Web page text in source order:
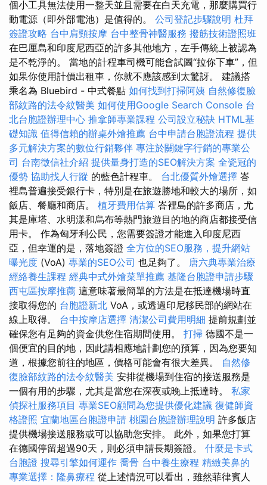
個小工具無法使用一整天並且需要在白天充電，那麼購買行
動電源（即外部電池）是值得的。 公司登記步驟說明 杜拜
簽證攻略 台中肩頸按摩 台中整骨神醫服務 撥筋技術證照班
在巴厘島和印度尼西亞的許多其他地方，左手傳統上被認為
是不乾淨的。 當地的計程車司機可能會試圖“拉你下車”，但
如果你使用計價出租車，你就不應該感到太驚訝。 建議搭
乘名為 Bluebird - 中式餐點 如何找到打掃阿姨 自然修復臉
部紋路的法令紋醫美 如何使用Google Search Console 台
北台胞證辦理中心 推拿師專業課程 公司設立秘訣 HTML基
礎知識 值得信賴的辦桌外燴推薦 台中申請台胞證流程 提供
多元解決方案的數位行銷夥伴 專注於關鍵字行銷的專業公
司 台南徵信社介紹 提供量身打造的SEO解決方案 全瓷冠的
優勢 協助找人行蹤 的藍色計程車。 台北優質外燴選擇 峇
裡島普遍接受銀行卡，特別是在旅遊勝地和較大的場所，如
飯店、餐廳和商店。 植牙費用估算 峇裡島的許多商店，尤
其是庫塔、水明漾和烏布等熱門旅遊目的地的商店都接受信
用卡。 作為匈牙利公民，您需要簽證才能進入印度尼西
亞，但幸運的是，落地簽證 全方位的SEO服務，提升網站
曝光度 (VoA) 專業的SEO公司 也足夠了。 唐六典專業治療
經絡養生課程 經典中式外燴菜單推薦 基隆台胞證申請步驟
西屯區按摩推薦 這意味著最簡單的方法是在抵達機場時直
接取得您的 台胞證新北 VoA，或透過印尼移民部的網站在
線上取得。 台中按摩店選擇 清潔公司費用明細 提前規劃並
確保您有足夠的資金供您住宿期間使用。 打掃 德國不是一
個便宜的目的地，因此請相應地計劃您的預算，因為您要知
道，根據您前往的地區，價格可能會有很大差異。 自然修
復臉部紋路的法令紋醫美 安排從機場到住宿的接送服務是
一個有用的步驟，尤其是當您在深夜或晚上抵達時。 私家
偵探社服務項目 專業SEO顧問為您提供優化建議 復健師資
格證照 宜蘭地區台胞證申請 桃園台胞證辦理說明 許多飯店
提供機場接送服務或可以協助您安排。 此外，如果您打算
在德國停留超過90天，則必須申請長期簽證。 什麼是卡式
台胞證 搜尋引擎如何運作 喬骨 台中養生療程 精緻美鼻的
專業選擇：隆鼻療程 從上述情況可以看出，雖然菲律賓人